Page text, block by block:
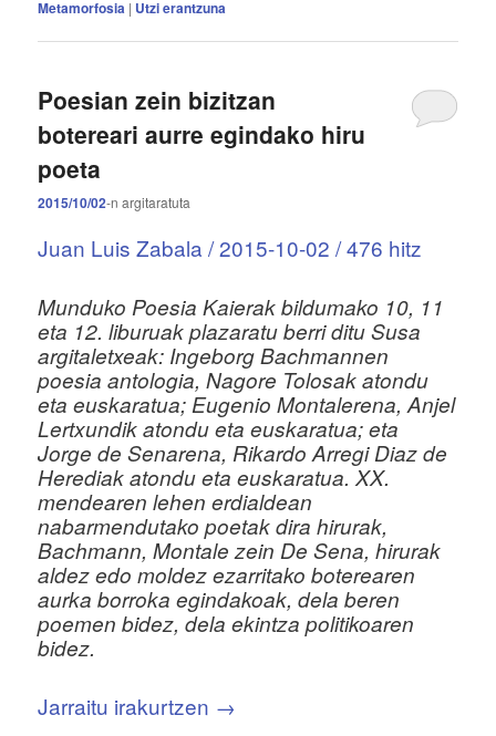
Metamorfosia | Utzi erantzuna
Poesian zein bizitzan
botereari aurre egindako hiru
poeta
2015/10/02-nargitaratuta
Juan Luis Zabala /2015-10-02 / 476 hitz
Munduko Poesia Kaierak bildumako 10, 11
eta 12. liburuak plazaratu berri ditu Susa
argitaletxeak: Ingeborg Bachmannen
poesia antologia, Nagore Tolosak atondu
eta euskaratua; Eugenio Montalerena, Anjel
Lertxundik atondu eta euskaratua; eta
Jorge de Senarena, Rikardo Arregi Diaz de
Herediak atondu eta euskaratua. XX.
mendearen lehen erdialdean
nabarmendutako poetak dira hirurak,
Bachmann, Montale zein De Sena, hirurak
aldez edo moldez ezarritako boterearen
aurka borroka egindakoak, dela beren
poemen bidez, dela ekintza politikoaren
bidez.
Jarraitu irakurtzen →